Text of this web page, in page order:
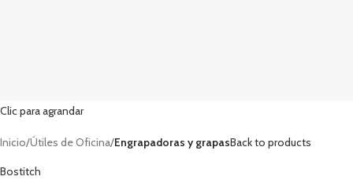
Clic para agrandar
Inicio Útiles de Oficina Engrapadoras y grapasBack to products
Bostitch